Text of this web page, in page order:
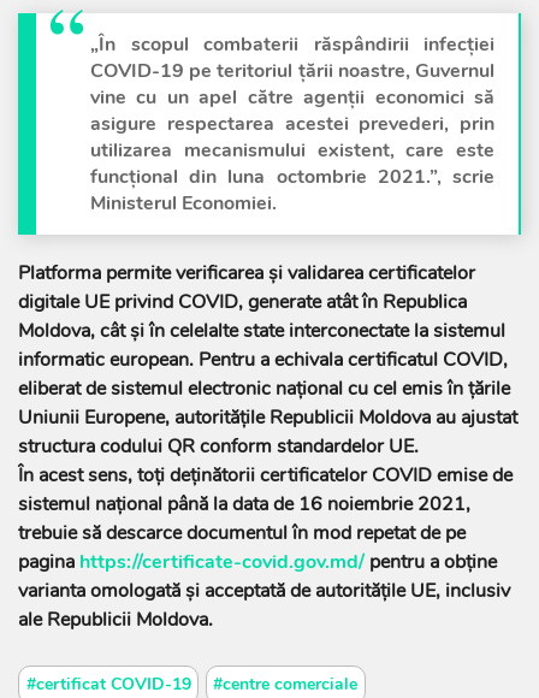
„În scopul combaterii răspândirii infecției
COVID-19 pe teritoriul țării noastre, Guvernul
vine cu un apel către agenții economici să
asigure respectarea acestei prevederi, prin
utilizarea mecanismului existent, care este
funcțional din luna octombrie 2021.”, scrie
Ministerul Economiei.
Platforma permite verificarea și validarea certificatelor
digitale UE privind COVID, generate atât în Republica
Moldova, cât și în celelalte state interconectate la sistemul
informatic european. Pentru a echivala certificatul COVID,
eliberat de sistemul electronic național cu cel emis în țările
Uniunii Europene, autoritățile Republicii Moldova au ajustat
structura codului QR conform standardelor UE.
În acest sens, toți deținătorii certificatelor COVID emise de
sistemul național până la data de 16 noiembrie 2021,
trebuie să descarce documentul în mod repetat de pe
pagina https://certificate-covid.gov.md/pentru a obține
varianta omologată și acceptată de autoritățile UE, inclusiv
ale Republicii Moldova.
#certificat COVID-19 #centre comerciale